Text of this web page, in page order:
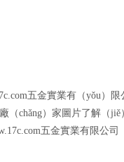
密螺絲
密螺絲 異
五金實業有（yǒu）
（chǎng）家圖片了解（
五金實業有限公司